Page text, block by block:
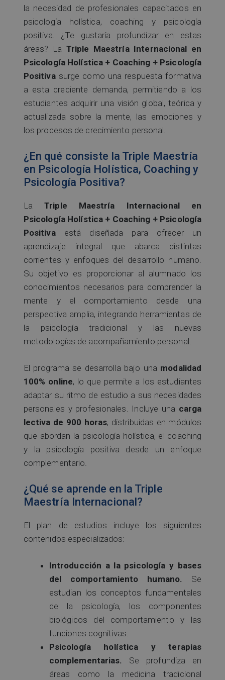
la necesidad de profesionales capacitados en
psicología holística, coaching y psicología
positiva. ¿Te gustaría profundizar en estas
áreas? La Triple Maestría Internacional en
Psicología Holística + Coaching + Psicología
Positivasurge como una respuesta formativa
a esta creciente demanda, permitiendo a los
estudiantes adquirir una visión global, teórica y
actualizada sobre la mente, las emociones y
los procesos de crecimiento personal.
¿En qué consiste la Triple Maestría
en Psicología Holística, Coaching y
Psicología Positiva?
LaTriple Maestría Internacional en
Psicología Holística + Coaching + Psicología
Positivaestá diseñada para ofrecer un
aprendizaje integral que abarca distintas
corrientes y enfoques del desarrollo humano.
Su objetivo es proporcionar al alumnado los
conocimientos necesarios para comprender la
mente y el comportamiento desde una
perspectiva amplia, integrando herramientas de
la psicología tradicional y las nuevas
metodologías de acompañamiento personal.
El programa se desarrolla bajo una modalidad
100% online, lo que permite a los estudiantes
adaptar su ritmo de estudio a sus necesidades
personales y profesionales. Incluye una carga
lectiva de 900 horas, distribuidas en módulos
que abordan la psicología holística, el coaching
y la psicología positiva desde un enfoque
complementario.
¿Qué se aprende en la Triple
Maestría Internacional?
El plan de estudios incluye los siguientes
contenidos especializados:
Introducción a la psicología y bases
del comportamiento humano.
Se
estudian los conceptos fundamentales
de la psicología, los componentes
biológicos del comportamiento y las
funciones cognitivas.
Psicología holística y terapias
complementarias.
Se profundiza en
áreas como la medicina tradicional